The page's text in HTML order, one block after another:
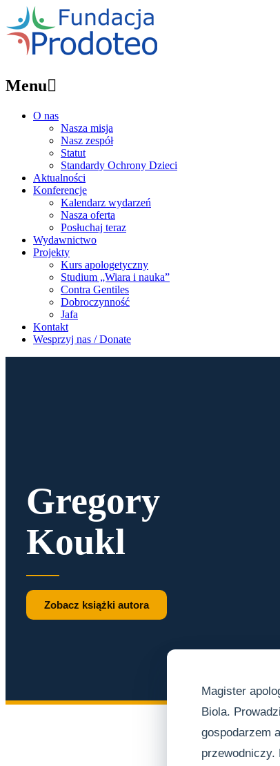
Menu
O nas
Nasza misja
Nasz zespół
Statut
Standardy Ochrony Dzieci
Aktualności
Konferencje
Kalendarz wydarzeń
Nasza oferta
Posłuchaj teraz
Wydawnictwo
Projekty
Kurs apologetyczny
Studium „Wiara i nauka”
Contra Gentiles
Dobroczynność
Jafa
Kontakt
Wesprzyj nas / Donate
Gregory
Koukl
Zobacz książki autora
Magister
Biola.
gospodarzem
przewodniczy.